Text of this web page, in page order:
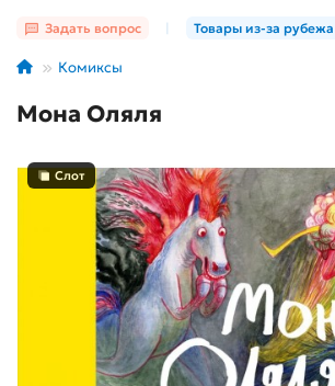
Задать вопрос Товары из-за рубежа
Комиксы
Мона Оляля
Слот